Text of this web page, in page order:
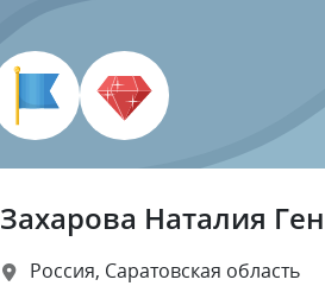
Захарова Наталия
Россия, Саратовская область